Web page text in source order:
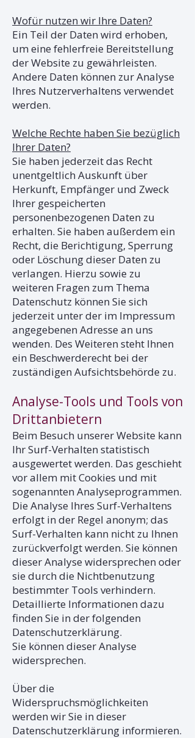
Wofür nutzen wir Ihre Daten?
Ein Teil der Daten wird erhoben,
um eine fehlerfreie Bereitstellung
der Website zu gewährleisten.
Andere Daten können zur Analyse
Ihres Nutzerverhaltens verwendet
werden.
Welche Rechte haben Sie bezüglich
Ihrer Daten?
Sie haben jederzeit das Recht
unentgeltlich Auskunft über
Herkunft, Empfänger und Zweck
Ihrer gespeicherten
personenbezogenen Daten zu
erhalten. Sie haben außerdem ein
Recht, die Berichtigung, Sperrung
oder Löschung dieser Daten zu
verlangen. Hierzu sowie zu
weiteren Fragen zum Thema
Datenschutz können Sie sich
jederzeit unter der im Impressum
angegebenen Adresse an uns
wenden. Des Weiteren steht Ihnen
ein Beschwerderecht bei der
zuständigen Aufsichtsbehörde zu.
Analyse-Tools und Tools von
Drittanbietern
Beim Besuch unserer Website kann
Ihr Surf-Verhalten statistisch
ausgewertet werden. Das geschieht
vor allem mit Cookies und mit
sogenannten Analyseprogrammen.
Die Analyse Ihres Surf-Verhaltens
erfolgt in der Regel anonym; das
Surf-Verhalten kann nicht zu Ihnen
zurückverfolgt werden. Sie können
dieser Analyse widersprechen oder
sie durch die Nichtbenutzung
bestimmter Tools verhindern.
Detaillierte Informationen dazu
finden Sie in der folgenden
Datenschutzerklärung.
Sie können dieser Analyse
widersprechen.
Über die
Widerspruchsmöglichkeiten
werden wir Sie in dieser
Datenschutzerklärung informieren.